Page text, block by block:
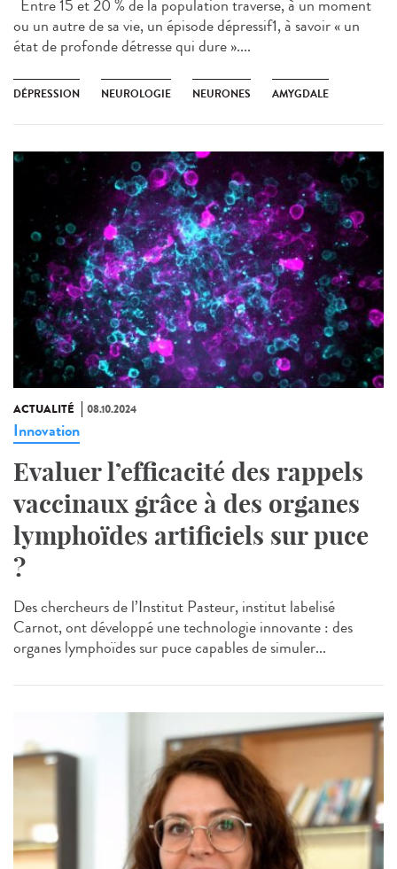
Entre 15 et 20 % de la population traverse, à un moment
ou un autre de sa vie, un épisode dépressif1, à savoir « un
état de profonde détresse qui dure »....
DÉPRESSION NEUROLOGIE NEURONES AMYGDALE
ACTUALITÉ 08.10.2024
Innovation
Evaluer l’efficacité des rappels
vaccinaux grâce à des organes
lymphoïdes artificiels sur puce
?
Des chercheurs de l’Institut Pasteur, institut labelisé
Carnot, ont développé une technologie innovante : des
organes lymphoïdes sur puce capables de simuler...